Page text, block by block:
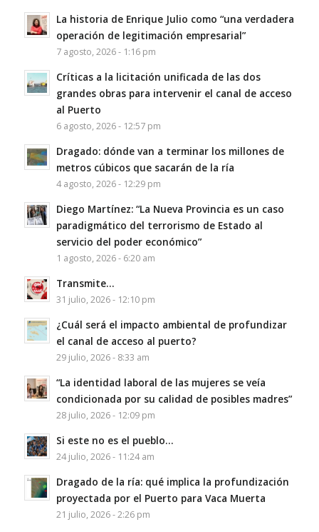
La historia de Enrique Julio como “una verdadera
operación de legitimación empresarial”
7 agosto, 2026 - 1:16 pm
Críticas a la licitación unificada de las dos
grandes obras para intervenir el canal de acceso
al Puerto
6 agosto, 2026 - 12:57 pm
Dragado: dónde van a terminar los millones de
metros cúbicos que sacarán de la ría
4 agosto, 2026 - 12:29 pm
Diego Martínez: “La Nueva Provincia es un caso
paradigmático del terrorismo de Estado al
servicio del poder económico”
1 agosto, 2026 - 6:20 am
Transmite…
31 julio, 2026 - 12:10 pm
¿Cuál será el impacto ambiental de profundizar
el canal de acceso al puerto?
29 julio, 2026 - 8:33 am
“La identidad laboral de las mujeres se veía
condicionada por su calidad de posibles madres”
28 julio, 2026 - 12:09 pm
Si este no es el pueblo…
24 julio, 2026 - 11:24 am
Dragado de la ría: qué implica la profundización
proyectada por el Puerto para Vaca Muerta
21 julio, 2026 - 2:26 pm